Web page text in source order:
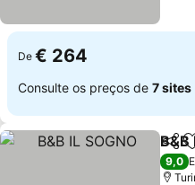
De € 264
Consulte os preços de 7 sites
B&B
9,0